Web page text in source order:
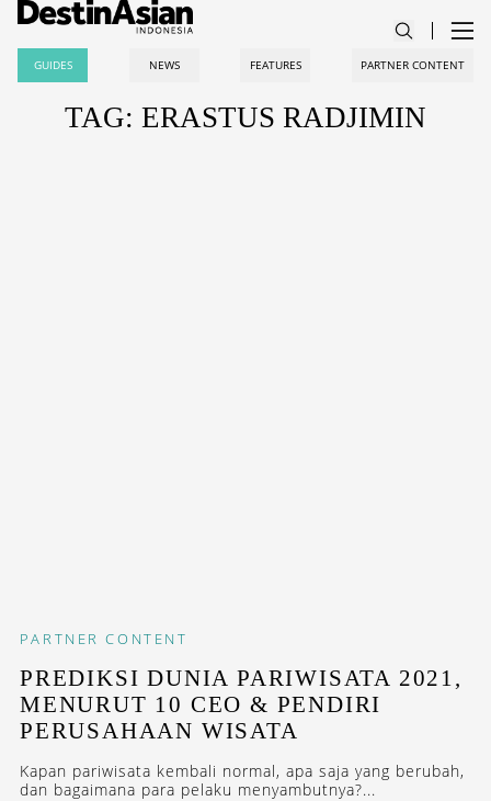
GUIDES NEWS FEATURES PARTNER CONTENT
TAG: ERASTUS RADJIMIN
PARTNER CONTENT
PREDIKSI DUNIA PARIWISATA 2021,
MENURUT 10 CEO & PENDIRI
PERUSAHAAN WISATA
Kapan pariwisata kembali normal, apa saja yang berubah,
dan bagaimana para pelaku menyambutnya?...